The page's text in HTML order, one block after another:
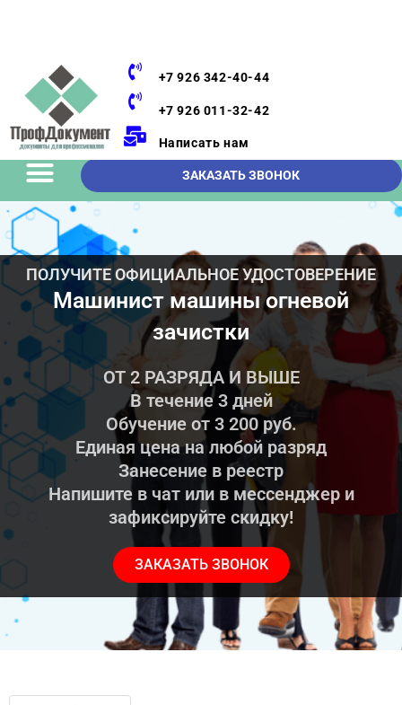
+7 926 342-40-44
+7 926 011-32-42
Написать нам
ЗАКАЗАТЬ ЗВОНОК
ПОЛУЧИТЕ ОФИЦИАЛЬНОЕ УДОСТОВЕРЕНИЕ
Машинист машины огневой
зачистки
ОТ 2 РАЗРЯДА И ВЫШЕ
В течение 3 дней
Обучение от 3 200 руб.
Единая цена на любой разряд
Занесение в реестр
Напишите в чат или в мессенджер и
зафиксируйте скидку!
ЗАКАЗАТЬ ЗВОНОК